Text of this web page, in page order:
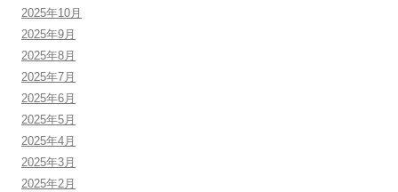
2025年10月
2025年9月
2025年8月
2025年7月
2025年6月
2025年5月
2025年4月
2025年3月
2025年2月